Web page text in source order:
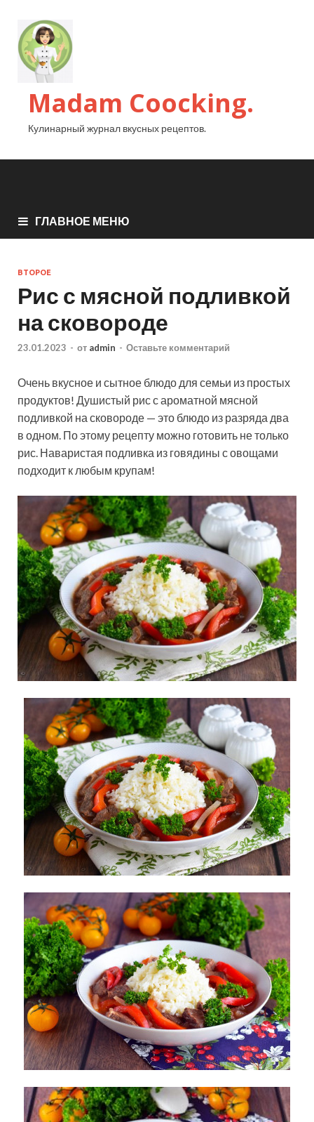
Madam Coocking.
Кулинарный журнал вкусных рецептов.
ГЛАВНОЕ МЕНЮ
ВТОРОЕ
Рис с мясной подливкой
на сковороде
23.01.2023 - от admin - Оставьте комментарий
Очень вкусное и сытное блюдо для семьи из простых
продуктов! Душистый рис с ароматной мясной
подливкой на сковороде — это блюдо из разряда два
в одном. По этому рецепту можно готовить не только
рис. Наваристая подливка из говядины с овощами
подходит к любым крупам!